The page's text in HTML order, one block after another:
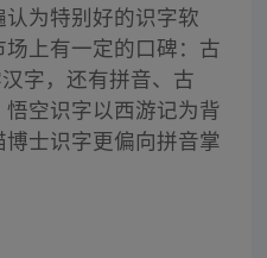
为特别好的识字软
上有一定的口碑：古
字，还有拼音、古
空识字以西游记为背
士识字更偏向拼音掌